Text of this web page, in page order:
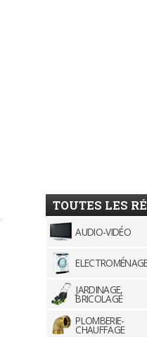
TOUTES LES
AUDIO-VIDÉO
JARDINAGE,
BRICOLAGE
PLOMBERIE-
CHAUFFAGE